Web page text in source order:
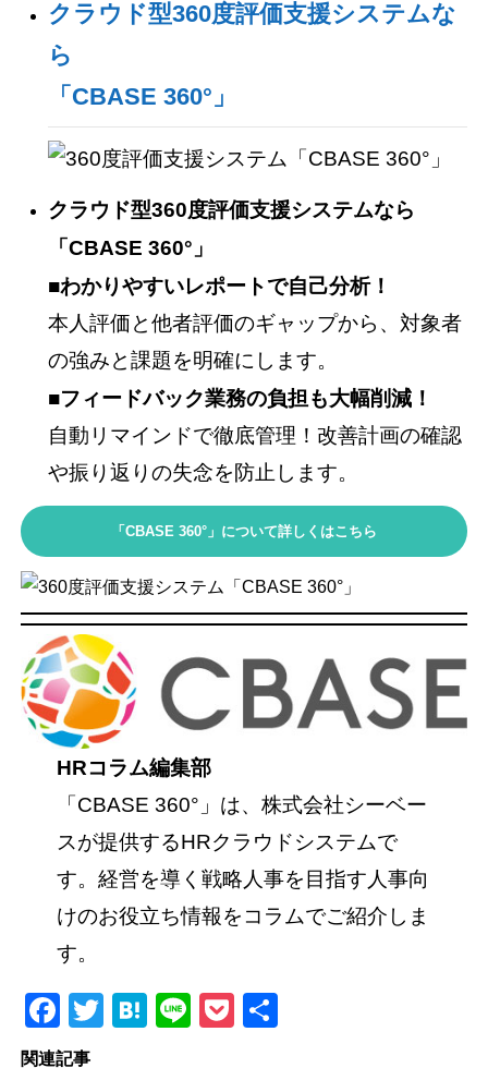
クラウド型360度評価支援システムな
ら
「CBASE 360°」
クラウド型360度評価支援システムなら
「CBASE 360°」
■わかりやすいレポートで自己分析！
本人評価と他者評価のギャップから、対象者
の強みと課題を明確にします。
■フィードバック業務の負担も大幅削減！
自動リマインドで徹底管理！改善計画の確認
や振り返りの失念を防止します。
「CBASE 360°」について詳しくはこちら
HRコラム編集部
「CBASE 360°」は、株式会社シーベー
スが提供するHRクラウドシステムで
す。経営を導く戦略人事を目指す人事向
けのお役立ち情報をコラムでご紹介しま
す。
Facebook
Twitter
Hatena
LinePocket
関連記事